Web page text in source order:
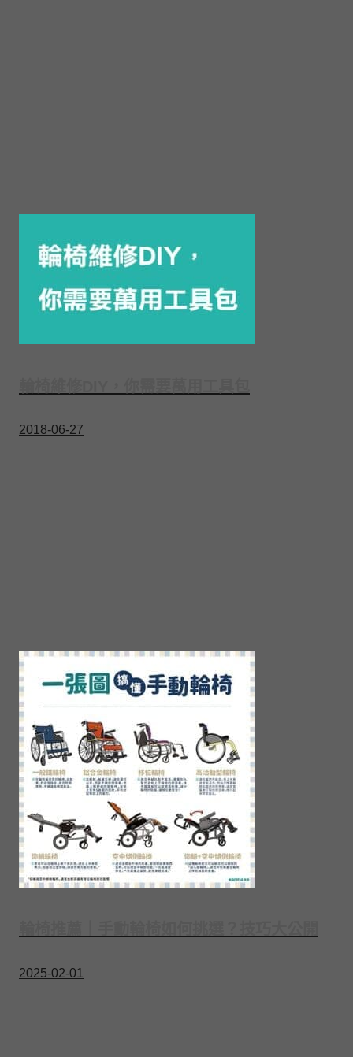
2018-06-27
2025-02-01